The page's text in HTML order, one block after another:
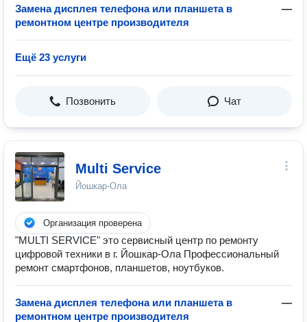
Замена дисплея телефона или планшета в
ремонтном центре производителя
—
Ещё 23 услуги
Позвонить Чат
Multi Service
Йошкар-Ола
Организация проверена
"MULTI SERVICE" это сервисный центр по ремонту
цифровой техники в г. Йошкар-Ола Профессиональный
ремонт смартфонов, планшетов, ноутбуков.
Замена дисплея телефона или планшета в
ремонтном центре производителя
—